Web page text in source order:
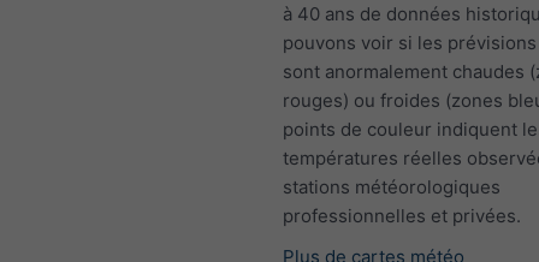
à 40 ans de données
pouvons voir si les
sont anormalement chaudes
rouges) ou froides (zones
points de couleur indiquent
températures réelles
stations météorologiques
professionnelles et privées.
Plus de cartes météo